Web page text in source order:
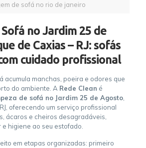
de sofá no rio de janeiro
no Jardim 25 de
de Caxias – RJ: sofás
cuidado profissional
acumula manchas, poeira e odores que
do ambiente. A Rede Clean é
de sofá no Jardim 25 de Agosto,
oferecendo um serviço profissional
ácaros e cheiros desagradáveis,
higiene ao seu estofado.
em etapas organizadas: primeiro